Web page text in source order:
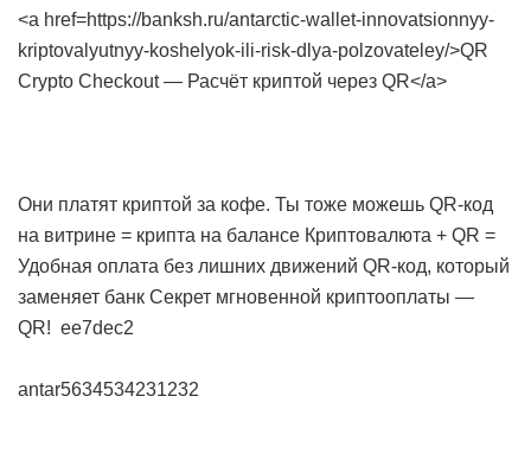
<a href=https://banksh.ru/antarctic-wallet-innovatsionnyy-
kriptovalyutnyy-koshelyok-ili-risk-dlya-polzovateley/>QR
Crypto Checkout — Расчёт криптой через QR</a>
Они платят криптой за кофе. Ты тоже можешь QR-код
на витрине = крипта на балансе Криптовалюта + QR =
Удобная оплата без лишних движений QR-код, который
заменяет банк Секрет мгновенной криптооплаты —
QR! ee7dec2
antar5634534231232